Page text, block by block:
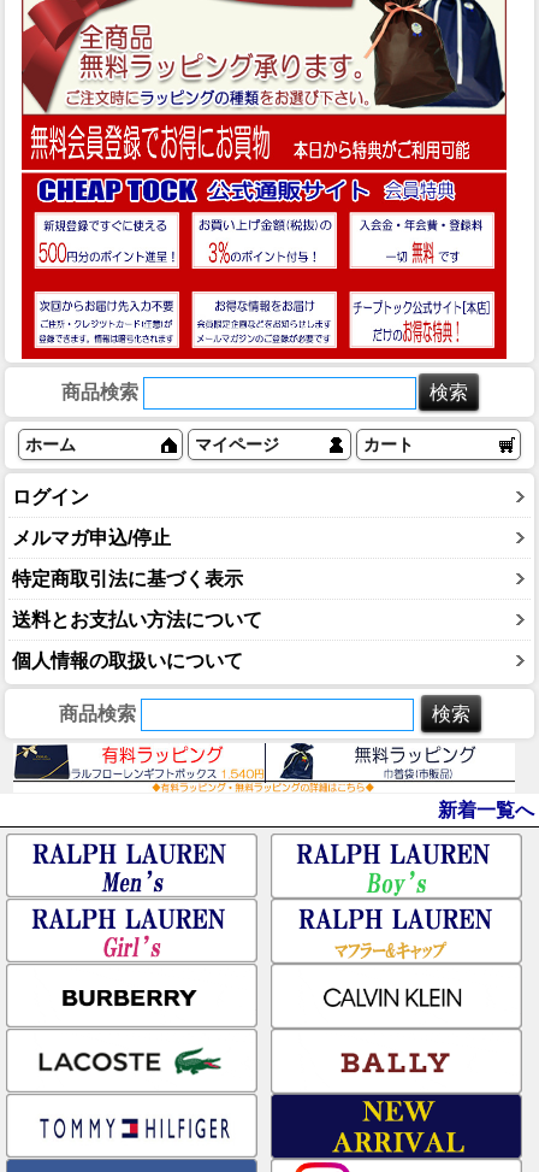
商品検索
ホーム マイページ カート
ログイン
メルマガ申込/停止
特定商取引法に基づく表示
送料とお支払い方法について
個人情報の取扱いについて
商品検索
新着一覧へ